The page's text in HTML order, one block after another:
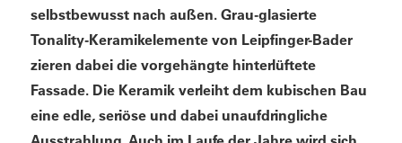
selbstbewusst nach außen. Grau-glasierte
Tonality-Keramikelemente von Leipfinger-Bader
zieren dabei die vorgehängte hinterlüftete
Fassade. Die Keramik verleiht dem kubischen Bau
eine edle, seriöse und dabei unaufdringliche